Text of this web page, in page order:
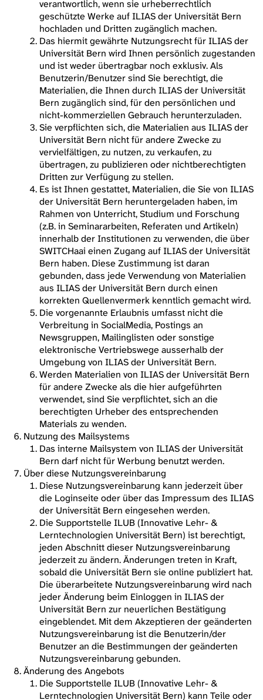
verantwortlich, wenn sie urheberrechtlich
geschützte Werke auf ILIAS der Universität Bern
hochladen und Dritten zugänglich machen.
Das hiermit gewährte Nutzungsrecht für ILIAS der
Universität Bern wird Ihnen persönlich zugestanden
und ist weder übertragbar noch exklusiv. Als
Benutzerin/Benutzer sind Sie berechtigt, die
Materialien, die Ihnen durch ILIAS der Universität
Bern zugänglich sind, für den persönlichen und
nicht-kommerziellen Gebrauch herunterzuladen.
Sie verpflichten sich, die Materialien aus ILIAS der
Universität Bern nicht für andere Zwecke zu
vervielfältigen, zu nutzen, zu verkaufen, zu
übertragen, zu publizieren oder nichtberechtigten
Dritten zur Verfügung zu stellen.
Es ist Ihnen gestattet, Materialien, die Sie von ILIAS
der Universität Bern heruntergeladen haben, im
Rahmen von Unterricht, Studium und Forschung
(z.B. in Seminararbeiten, Referaten und Artikeln)
innerhalb der Institutionen zu verwenden, die über
SWITCHaai einen Zugang auf ILIAS der Universität
Bern haben. Diese Zustimmung ist daran
gebunden, dass jede Verwendung von Materialien
aus ILIAS der Universität Bern durch einen
korrekten Quellenvermerk kenntlich gemacht wird.
Die vorgenannte Erlaubnis umfasst nicht die
Verbreitung in SocialMedia, Postings an
Newsgruppen, Mailinglisten oder sonstige
elektronische Vertriebswege ausserhalb der
Umgebung von ILIAS der Universität Bern.
Werden Materialien von ILIAS der Universität Bern
für andere Zwecke als die hier aufgeführten
verwendet, sind Sie verpflichtet, sich an die
berechtigten Urheber des entsprechenden
Materials zu wenden.
Nutzung des Mailsystems
Das interne Mailsystem von ILIAS der Universität
Bern darf nicht für Werbung benutzt werden.
Über diese Nutzungsvereinbarung
Diese Nutzungsvereinbarung kann jederzeit über
die Loginseite oder über das Impressum des ILIAS
der Universität Bern eingesehen werden.
Die Supportstelle ILUB (Innovative Lehr- &
Lerntechnologien Universität Bern) ist berechtigt,
jeden Abschnitt dieser Nutzungsvereinbarung
jederzeit zu ändern. Änderungen treten in Kraft,
sobald die Universität Bern sie online publiziert hat.
Die überarbeitete Nutzungsvereinbarung wird nach
jeder Änderung beim Einloggen in ILIAS der
Universität Bern zur neuerlichen Bestätigung
eingeblendet. Mit dem Akzeptieren der geänderten
Nutzungsvereinbarung ist die Benutzerin/der
Benutzer an die Bestimmungen der geänderten
Nutzungsvereinbarung gebunden.
Änderung des Angebots
Die Supportstelle ILUB (Innovative Lehr- &
Lerntechnologien Universität Bern) kann Teile oder